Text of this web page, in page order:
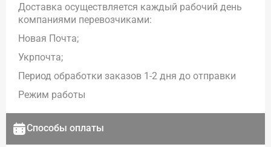
Доставка осуществляется каждый рабочий день
компаниями перевозчиками:
Новая Почта;
Укрпочта;
Период обработки заказов 1-2 дня до отправки
Режим работы
Способы оплаты